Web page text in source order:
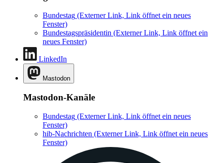
Bundestag (Externer Link, Link öffnet ein neues
Fenster)
Bundestagspräsidentin (Externer Link, Link öffnet ein
neues Fenster)
LinkedIn
Mastodon
Mastodon-Kanäle
Bundestag (Externer Link, Link öffnet ein neues
Fenster)
hib-Nachrichten (Externer Link, Link öffnet ein neues
Fenster)